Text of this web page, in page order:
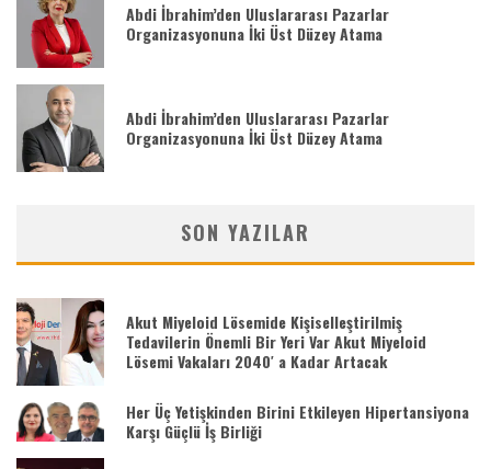
Abdi İbrahim’den Uluslararası Pazarlar
Organizasyonuna İki Üst Düzey Atama
Abdi İbrahim’den Uluslararası Pazarlar
Organizasyonuna İki Üst Düzey Atama
SON YAZILAR
Akut Miyeloid Lösemide Kişiselleştirilmiş
Tedavilerin Önemli Bir Yeri Var Akut Miyeloid
Lösemi Vakaları 2040′ a Kadar Artacak
Her Üç Yetişkinden Birini Etkileyen Hipertansiyona
Karşı Güçlü İş Birliği